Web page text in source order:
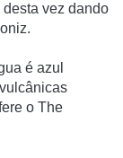
vez dando
é azul
o The